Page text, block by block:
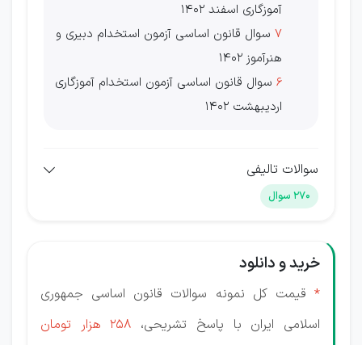
آموزگاری اسفند 1402
7 سوال قانون اساسی آزمون استخدام دبیری و
هنرآموز 1402
6 سوال قانون اساسی آزمون استخدام آموزگاری
اردیبهشت 1402
سوالات تالیفی
270 سوال
خرید و دانلود
* قیمت کل نمونه سوالات قانون اساسی جمهوری
اسلامی ایران با پاسخ تشریحی، 258 هزار تومان